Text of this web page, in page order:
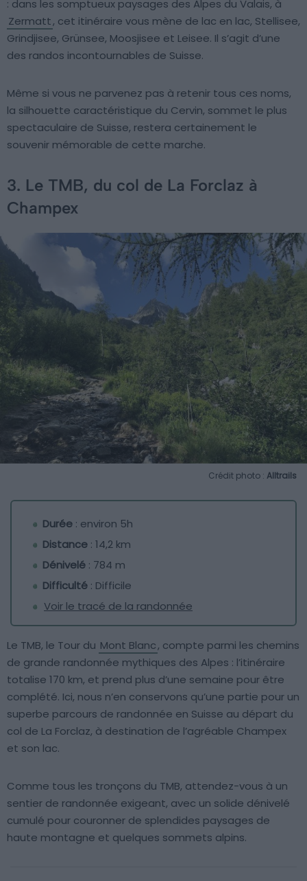
: dans les somptueux paysages des Alpes du Valais, à
Zermatt, cet itinéraire vous mène de lac en lac, Stellisee,
Grindjisee, Grünsee, Moosjisee et Leisee. Il s’agit d’une
des randos incontournables de Suisse.
Même si vous ne parvenez pas à retenir tous ces noms,
la silhouette caractéristique du Cervin, sommet le plus
spectaculaire de Suisse, restera certainement le
souvenir mémorable de cette marche.
3. Le TMB, du col de La Forclaz à
Champex
Crédit photo : Alltrails
Durée : environ 5h
Distance : 14,2 km
Dénivelé : 784 m
Difficulté : Difficile
Voir le tracé de la randonnée
Le TMB, le Tour du Mont Blanc, compte parmi les chemins
de grande randonnée mythiques des Alpes : l’itinéraire
totalise 170 km, et prend plus d’une semaine pour être
complété. Ici, nous n’en conservons qu’une partie pour un
superbe parcours de randonnée en Suisse au départ du
col de La Forclaz, à destination de l’agréable Champex
et son lac.
Comme tous les tronçons du TMB, attendez-vous à un
sentier de randonnée exigeant, avec un solide dénivelé
cumulé pour couronner de splendides paysages de
haute montagne et quelques sommets alpins.